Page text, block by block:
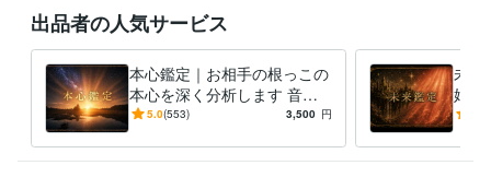
果をお届けできるように感じています。
⚠︎お急ぎの方へ
平日13時までのご依頼の場合のみ、即日納品メニューもございます。
今すぐ気持ちを整理したい方は、即日鑑定をご利用ください。
資格・検定
出品者の人気サービス
本心鑑定｜お相手の根っこの
本心を深く分析します 音信
不通・既読未読のお相手様の
も
5.0(553) 3,500 円
未来
婚・
未来
行。